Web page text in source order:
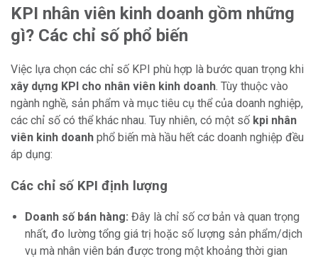
KPI nhân viên kinh doanh gồm những
gì? Các chỉ số phổ biến
Việc lựa chọn các chỉ số KPI phù hợp là bước quan trọng khi
xây dựng KPI cho nhân viên kinh doanh. Tùy thuộc vào
ngành nghề, sản phẩm và mục tiêu cụ thể của doanh nghiệp,
các chỉ số có thể khác nhau. Tuy nhiên, có một số kpi nhân
viên kinh doanh phổ biến mà hầu hết các doanh nghiệp đều
áp dụng:
Các chỉ số KPI định lượng
Doanh số bán hàng: Đây là chỉ số cơ bản và quan trọng
nhất, đo lường tổng giá trị hoặc số lượng sản phẩm/dịch
vụ mà nhân viên bán được trong một khoảng thời gian